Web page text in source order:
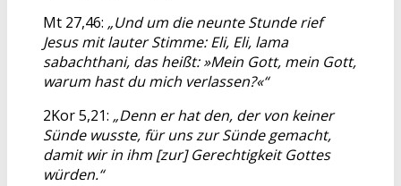
Mt 27,46: „Und um die neunte Stunde rief
Jesus mit lauter Stimme: Eli, Eli, lama
sabachthani, das heißt: »Mein Gott, mein Gott,
warum hast du mich verlassen?«“
2Kor 5,21: „Denn er hat den, der von keiner
Sünde wusste, für uns zur Sünde gemacht,
damit wir in ihm [zur] Gerechtigkeit Gottes
würden.“